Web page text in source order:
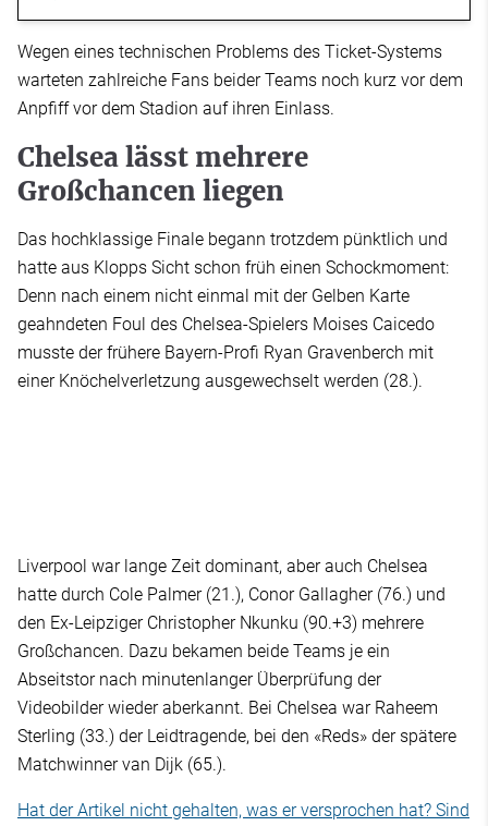
Wegen eines technischen Problems des Ticket-Systems
warteten zahlreiche Fans beider Teams noch kurz vor dem
Anpfiff vor dem Stadion auf ihren Einlass.
Chelsea lässt mehrere
Großchancen liegen
Das hochklassige Finale begann trotzdem pünktlich und
hatte aus Klopps Sicht schon früh einen Schockmoment:
Denn nach einem nicht einmal mit der Gelben Karte
geahndeten Foul des Chelsea-Spielers Moises Caicedo
musste der frühere Bayern-Profi Ryan Gravenberch mit
einer Knöchelverletzung ausgewechselt werden (28.).
Liverpool war lange Zeit dominant, aber auch Chelsea
hatte durch Cole Palmer (21.), Conor Gallagher (76.) und
den Ex-Leipziger Christopher Nkunku (90.+3) mehrere
Großchancen. Dazu bekamen beide Teams je ein
Abseitstor nach minutenlanger Überprüfung der
Videobilder wieder aberkannt. Bei Chelsea war Raheem
Sterling (33.) der Leidtragende, bei den «Reds» der spätere
Matchwinner van Dijk (65.).
Hat der Artikel nicht gehalten, was er versprochen hat? Sind